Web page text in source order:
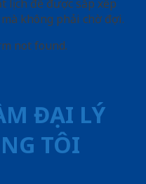
lịch để được sắp xếp
không phải chờ đợi.
not found.
ĐẠI LÝ
TÔI